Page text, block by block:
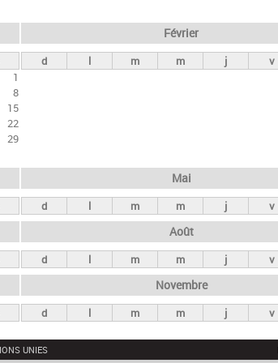
1
8
15
22
29
Février
d l m m j v
Mai
d l m m j v
Août
d l m m j v
Novembre
d l m m j v
UNIES